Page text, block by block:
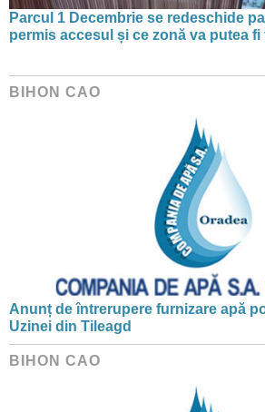
Parcul 1 Decembrie se redeschide
permis accesul și ce zonă va putea
BIHON CAO
Anunț de întrerupere furnizare apă
Uzinei din Tileagd
BIHON CAO